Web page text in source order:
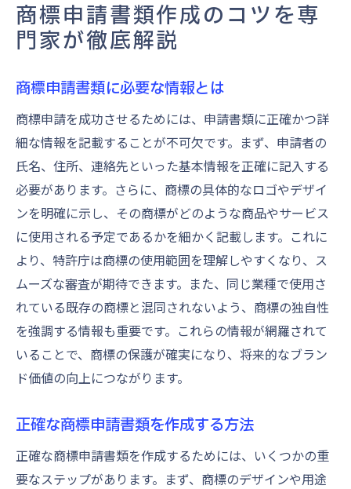
商標申請書類作成のコツを専
門家が徹底解説
商標申請書類に必要な情報とは
商標申請を成功させるためには、申請書類に正確かつ詳
細な情報を記載することが不可欠です。まず、申請者の
氏名、住所、連絡先といった基本情報を正確に記入する
必要があります。さらに、商標の具体的なロゴやデザイ
ンを明確に示し、その商標がどのような商品やサービス
に使用される予定であるかを細かく記載します。これに
より、特許庁は商標の使用範囲を理解しやすくなり、ス
ムーズな審査が期待できます。また、同じ業種で使用さ
れている既存の商標と混同されないよう、商標の独自性
を強調する情報も重要です。これらの情報が網羅されて
いることで、商標の保護が確実になり、将来的なブラン
ド価値の向上につながります。
正確な商標申請書類を作成する方法
正確な商標申請書類を作成するためには、いくつかの重
要なステップがあります。まず、商標のデザインや用途